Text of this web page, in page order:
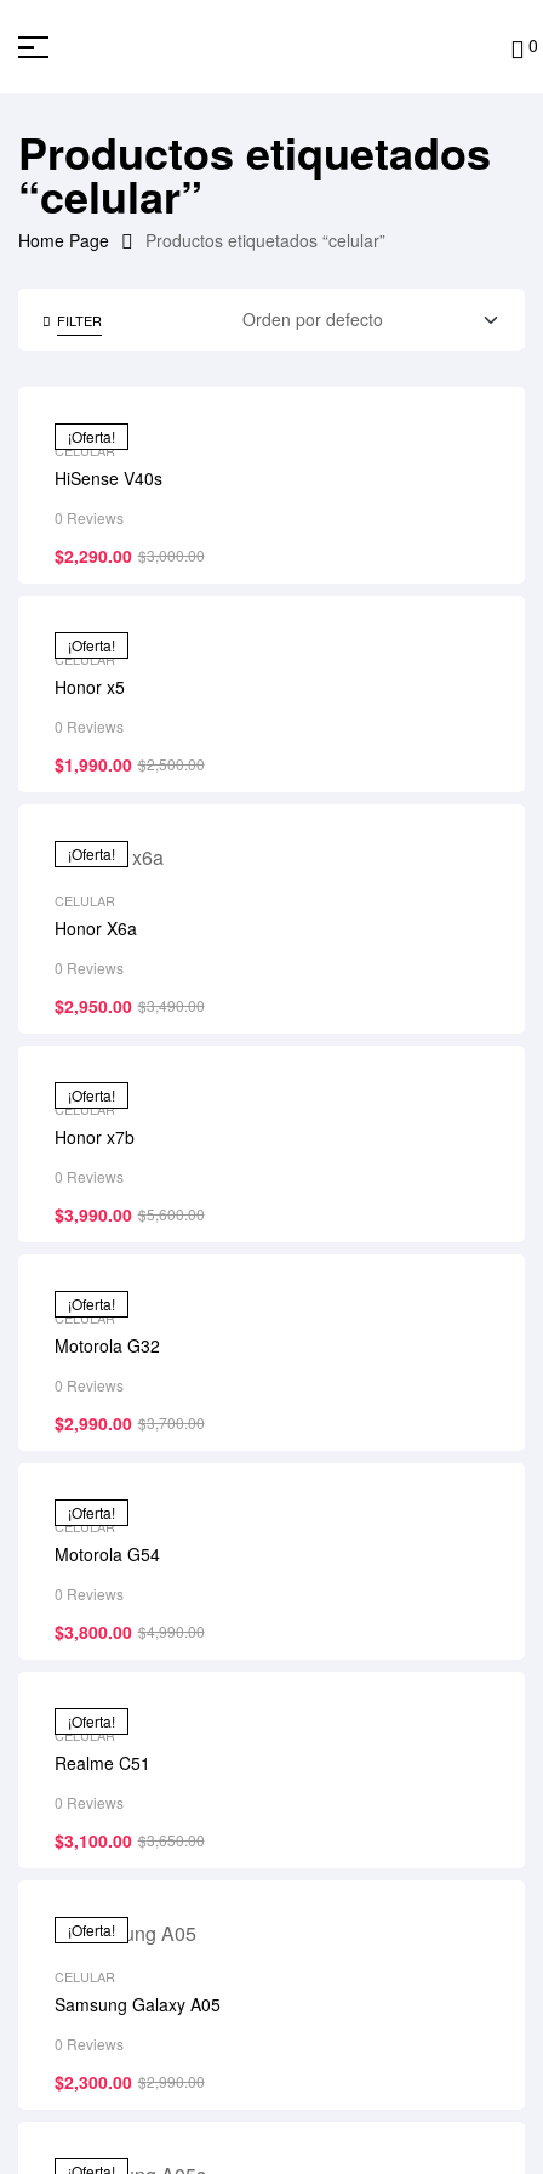
0
Productos etiquetados
“celular”
Home Page Productos etiquetados “celular”
FILTER
¡Oferta!
CELULAR
HiSense V40s
0 Reviews
$3,000.00
$2,290.00
¡Oferta!
CELULAR
Honor x5
0 Reviews
$2,500.00
$1,990.00
¡Oferta!
CELULAR
Honor X6a
0 Reviews
$3,490.00
$2,950.00
¡Oferta!
CELULAR
Honor x7b
0 Reviews
$5,600.00
$3,990.00
¡Oferta!
CELULAR
Motorola G32
0 Reviews
$3,700.00
$2,990.00
¡Oferta!
CELULAR
Motorola G54
0 Reviews
$4,990.00
$3,800.00
¡Oferta!
CELULAR
Realme C51
0 Reviews
$3,650.00
$3,100.00
¡Oferta!
CELULAR
Samsung Galaxy A05
0 Reviews
$2,990.00
$2,300.00